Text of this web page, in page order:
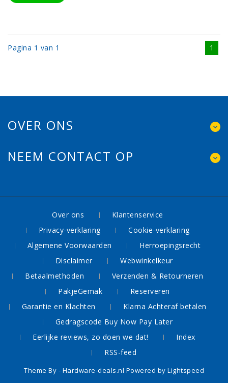
Pagina 1 van 1 1
OVER ONS
NEEM CONTACT OP
Over ons
Klantenservice
Privacy-verklaring
Cookie-verklaring
Algemene Voorwaarden
Herroepingsrecht
Disclaimer
Webwinkelkeur
Betaalmethoden
Verzenden & Retourneren
PakjeGemak
Reserveren
Garantie en Klachten
Klarna Achteraf betalen
Gedragscode Buy Now Pay Later
Eerlijke reviews, zo doen we dat!
Index
RSS-feed
Theme By - Hardware-deals.nl Powered by Lightspeed